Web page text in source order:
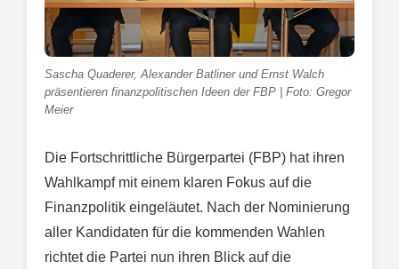
Sascha Quaderer, Alexander Batliner und Ernst Walch
präsentieren finanzpolitischen Ideen der FBP | Foto: Gregor
Meier
Die Fortschrittliche Bürgerpartei (FBP) hat ihren
Wahlkampf mit einem klaren Fokus auf die
Finanzpolitik eingeläutet. Nach der Nominierung
aller Kandidaten für die kommenden Wahlen
richtet die Partei nun ihren Blick auf die